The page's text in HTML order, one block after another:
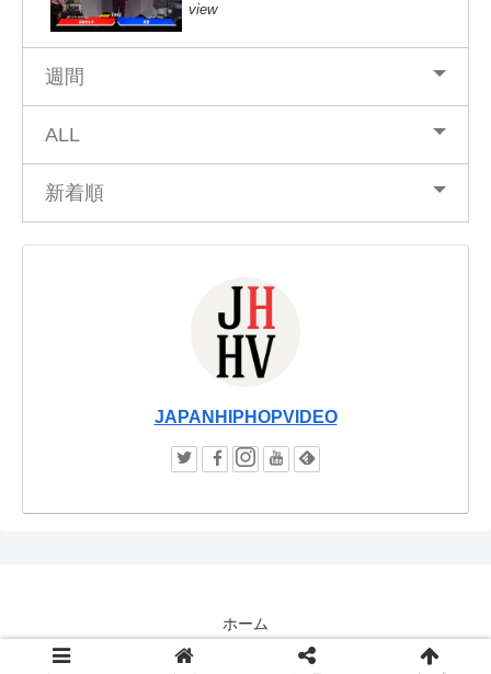
view
週間
ALL
新着順
JAPANHIPHOPVIDEO
ホーム
© JAPANHIPHOPVIDEO / JHHV.